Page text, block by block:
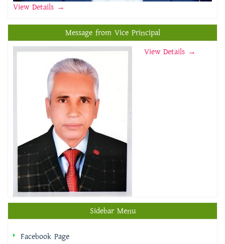
View Details →
Message from Vice Principal
View Details →
Sidebar Menu
Facebook Page